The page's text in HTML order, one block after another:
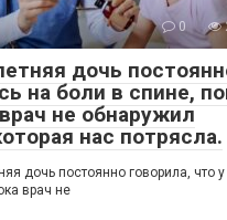
0
дочь
на боли в спине,
не обнаружил
нас потрясла.
дочь постоянно говорила, что
врач не